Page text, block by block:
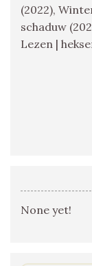
(2022),
schaduw
Lezen |
None yet!